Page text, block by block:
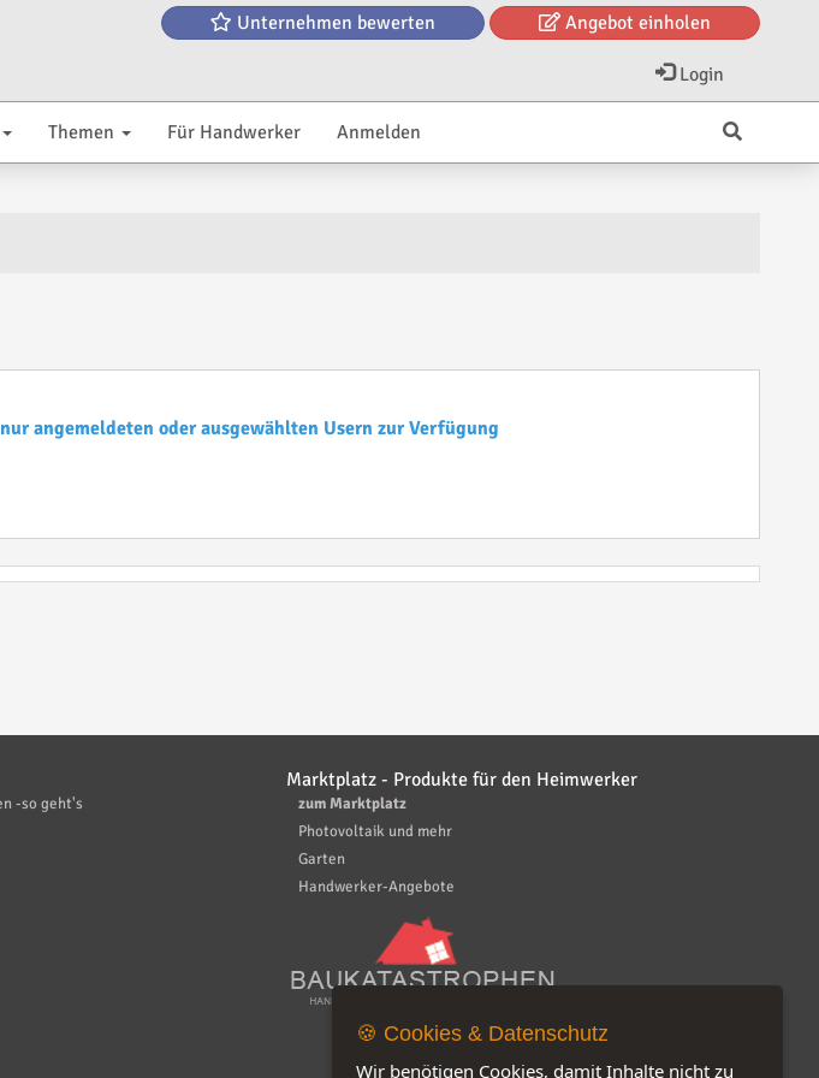
Unternehmen bewerten Angebot einholen
Login
Themen Für Handwerker Anmelden
angemeldeten oder ausgewählten Usern zur Verfügung
-so geht's
Marktplatz - Produkte für den Heimwerker
zum Marktplatz
Photovoltaik und mehr
Garten
Handwerker-Angebote
🍪 Cookies & Datenschutz
Wir benötigen Cookies, damit Inhalte nicht zu